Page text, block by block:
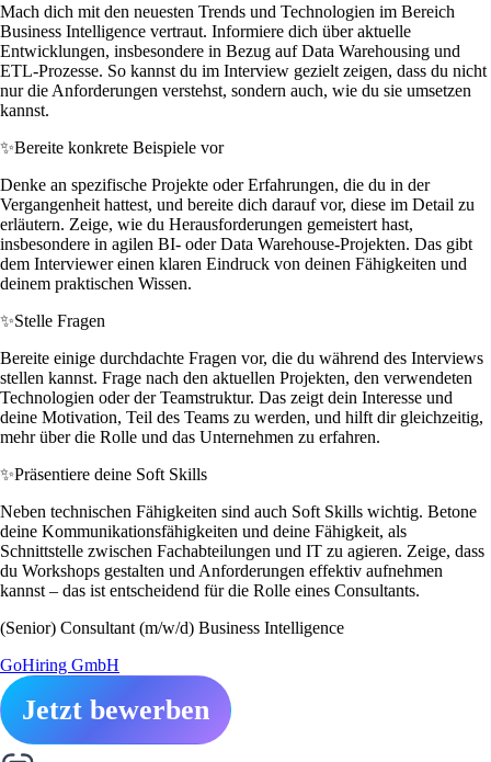
Mach dich mit den neuesten Trends und Technologien im Bereich
Business Intelligence vertraut. Informiere dich über aktuelle
Entwicklungen, insbesondere in Bezug auf Data Warehousing und
ETL-Prozesse. So kannst du im Interview gezielt zeigen, dass du nicht
nur die Anforderungen verstehst, sondern auch, wie du sie umsetzen
kannst.
✨Bereite konkrete Beispiele vor
Denke an spezifische Projekte oder Erfahrungen, die du in der
Vergangenheit hattest, und bereite dich darauf vor, diese im Detail zu
erläutern. Zeige, wie du Herausforderungen gemeistert hast,
insbesondere in agilen BI- oder Data Warehouse-Projekten. Das gibt
dem Interviewer einen klaren Eindruck von deinen Fähigkeiten und
deinem praktischen Wissen.
✨Stelle Fragen
Bereite einige durchdachte Fragen vor, die du während des Interviews
stellen kannst. Frage nach den aktuellen Projekten, den verwendeten
Technologien oder der Teamstruktur. Das zeigt dein Interesse und
deine Motivation, Teil des Teams zu werden, und hilft dir gleichzeitig,
mehr über die Rolle und das Unternehmen zu erfahren.
✨Präsentiere deine Soft Skills
Neben technischen Fähigkeiten sind auch Soft Skills wichtig. Betone
deine Kommunikationsfähigkeiten und deine Fähigkeit, als
Schnittstelle zwischen Fachabteilungen und IT zu agieren. Zeige, dass
du Workshops gestalten und Anforderungen effektiv aufnehmen
kannst – das ist entscheidend für die Rolle eines Consultants.
(Senior) Consultant (m/w/d) Business Intelligence
GoHiring GmbH
Jetzt bewerben